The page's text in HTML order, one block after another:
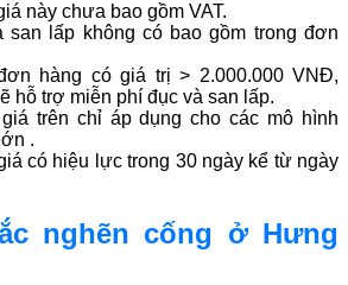
này chưa bao gồm VAT.
san lấp không có bao gồm trong đơn
hàng có giá trị > 2.000.000 VNĐ,
hỗ trợ miễn phí đục và san lấp.
trên chỉ áp dụng cho các mô hình
.
có hiệu lực trong 30 ngày kể từ ngày
nghẽn cống ở Hưng